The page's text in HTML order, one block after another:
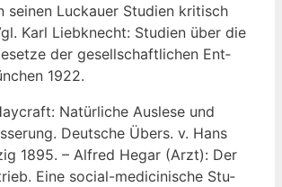
sei­nen Luckau­er Stu­di­en kri­tisch
Karl Lieb­knecht: Stu­di­en über die
der gesell­schaft­li­chen Ent­
1922.
Natür­li­che Aus­le­se und
Deut­sche Übers. v. Hans
1895. – Alfred Hegar (Arzt): Der
Eine social-medi­ci­ni­sche Stu­